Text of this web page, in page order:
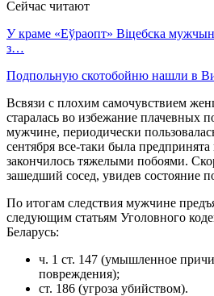
Сейчас читают
У краме «Еўраопт» Віцебска
з…
Подпольную скотобойню нашли в
Всвязи с плохим самочувствием
старалась во избежание плачевных
мужчине, периодически
сентября все-таки была
закончилось тяжелыми побоями.
зашедший сосед, увидев состояние
По итогам следствия мужчине
следующим статьям Уголовного
Беларусь:
ч. 1 ст. 147 (умышленное
повреждения);
ст. 186 (угроза убийством).